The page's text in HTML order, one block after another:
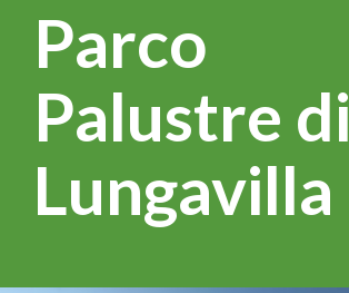
#visitpavia
Parco
Palustre di
Lungavilla